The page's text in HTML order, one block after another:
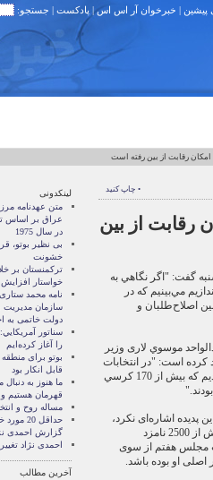
پیشین | خبرخوان آر اس اس| پادکست | جستجو:
رقابت از بین رفته است
• چاپ کنید
رقابت از بین
گفت: "اگر نگاهي به
مي‌بينيم كه در
اصلاح‌طلبان و
موسوي لاری وزیر
است: "در انتخابات
مجلس هفتم با پديده‌اي روبرو شديم كه بيش از 170 كرسي
پدیده اشاره‌ای نکرد،
اما به نظر می‌رسد ردصلاحیت بیش از 2500 نامزد
مجلس هفتم از سوی
او بوده باشد.
لینکدونی
متن عهدنامه
عراق بر اساس
در سال 1975
بی نظیر بوتو،
خشونت
ترکمنستان بر
خواستار
نامه محمد
سازمان مدیریت
دولت خاتمی به
سناتور
را آغاز کرده‌ايم
بوتو برای
قابل انکار بود
ما هنوز به دنبال
قهرمان هستيم و
مساله روح و
حداقل
گزارش احمدی
احمدی نژاد
آخرین مطالب